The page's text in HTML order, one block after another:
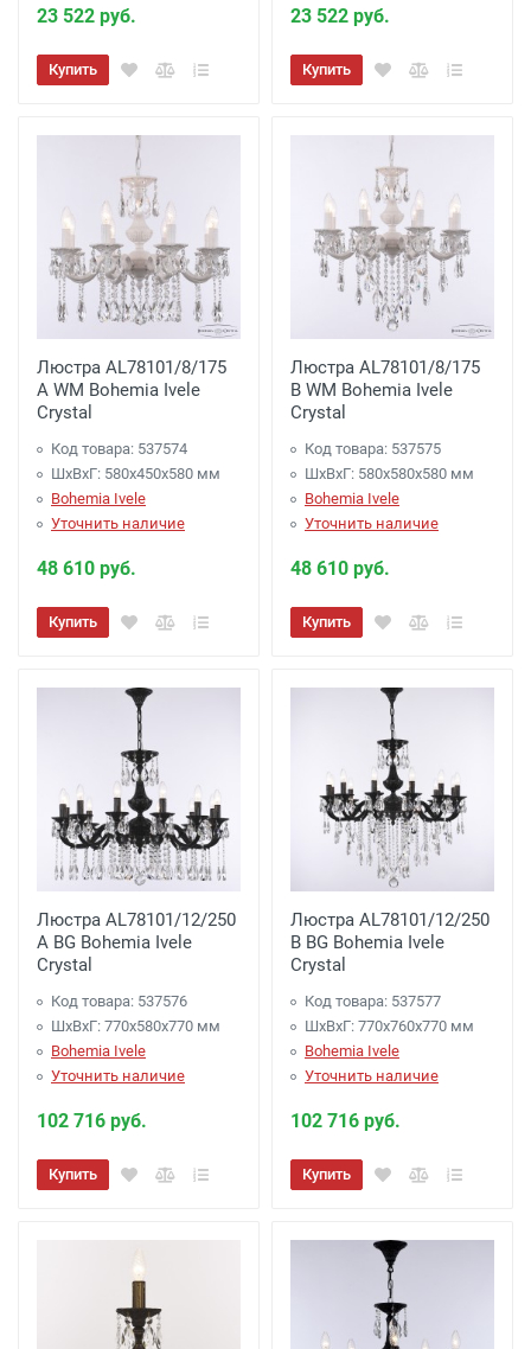
23 522 руб.
Купить
23 522 руб.
Купить
Люстра AL78101/8/175
A WM Bohemia Ivele
Crystal
Код товара: 537574
ШхВхГ: 580х450x580 мм
Bohemia Ivele
Уточнить наличие
48 610 руб.
Купить
Люстра AL78101/8/175
B WM Bohemia Ivele
Crystal
Код товара: 537575
ШхВхГ: 580х580x580 мм
Bohemia Ivele
Уточнить наличие
48 610 руб.
Купить
Люстра AL78101/12/250
A BG Bohemia Ivele
Crystal
Код товара: 537576
ШхВхГ: 770х580x770 мм
Bohemia Ivele
Уточнить наличие
102 716 руб.
Купить
Люстра AL78101/12/250
B BG Bohemia Ivele
Crystal
Код товара: 537577
ШхВхГ: 770х760x770 мм
Bohemia Ivele
Уточнить наличие
102 716 руб.
Купить